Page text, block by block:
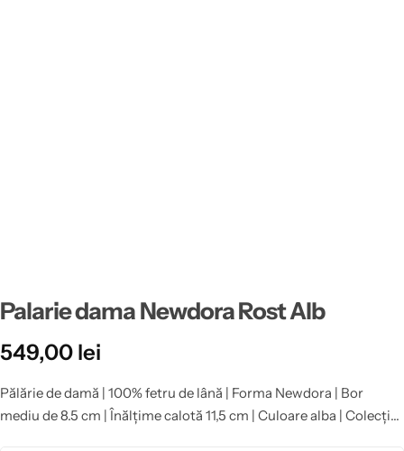
Palarie dama Newdora Rost Alb
549,00 lei
Pălărie de damă | 100% fetru de lână | Forma Newdora | Bor
mediu de 8.5 cm | Înălțime calotă 11,5 cm | Culoare alba | Colecția